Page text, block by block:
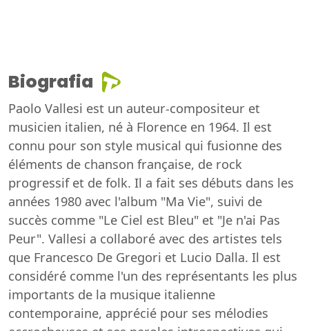
Biografia
Paolo Vallesi est un auteur-compositeur et
musicien italien, né à Florence en 1964. Il est
connu pour son style musical qui fusionne des
éléments de chanson française, de rock
progressif et de folk. Il a fait ses débuts dans les
années 1980 avec l'album "Ma Vie", suivi de
succès comme "Le Ciel est Bleu" et "Je n'ai Pas
Peur". Vallesi a collaboré avec des artistes tels
que Francesco De Gregori et Lucio Dalla. Il est
considéré comme l'un des représentants les plus
importants de la musique italienne
contemporaine, apprécié pour ses mélodies